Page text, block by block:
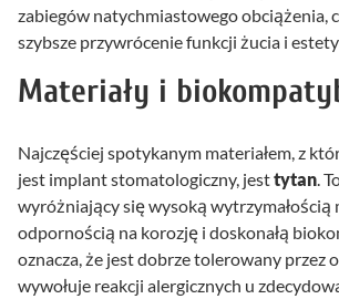
zabiegów natychmiastowego obciążenia,
szybsze przywrócenie funkcji żucia i
Materiały i
Najczęściej spotykanym materiałem, z
jest implant stomatologiczny, jesttytan.
wyróżniający się wysoką wytrzymałością
odpornością na korozję i doskonałą
oznacza, że jest dobrze tolerowany przez
wywołuje reakcji alergicznych u